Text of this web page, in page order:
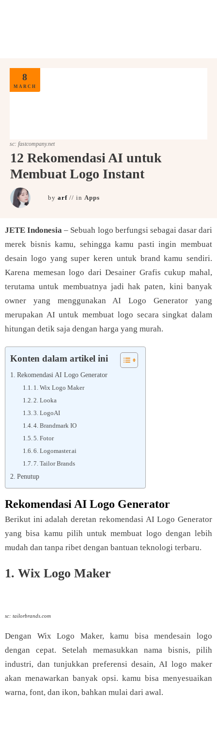
8
MARCH
sc: fastcompany.net
12 Rekomendasi AI untuk
Membuat Logo Instant
by arf// in Apps
JETE Indonesia– Sebuah logo berfungsi sebagai dasar dari
merek bisnis kamu, sehingga kamu pasti ingin membuat
desain logo yang super keren untuk brand kamu sendiri.
Karena memesan logo dari Desainer Grafis cukup mahal,
terutama untuk membuatnya jadi hak paten, kini banyak
owner yang menggunakan AI Logo Generator yang
merupakan AI untuk membuat logo secara singkat dalam
hitungan detik saja dengan harga yang murah.
Konten dalam artikel ini
Rekomendasi AI Logo Generator
1. Wix Logo Maker
2. Looka
3. LogoAI
4. Brandmark IO
5. Fotor
6. Logomaster.ai
7. Tailor Brands
Penutup
Rekomendasi AI Logo Generator
Berikut ini adalah deretan rekomendasi AI Logo Generator
yang bisa kamu pilih untuk membuat logo dengan lebih
mudah dan tanpa ribet dengan bantuan teknologi terbaru.
1. Wix Logo Maker
sc: tailorbrands.com
Dengan Wix Logo Maker, kamu bisa mendesain logo
dengan cepat. Setelah memasukkan nama bisnis, pilih
industri, dan tunjukkan preferensi desain, AI logo maker
akan menawarkan banyak opsi. kamu bisa menyesuaikan
warna, font, dan ikon, bahkan mulai dari awal.